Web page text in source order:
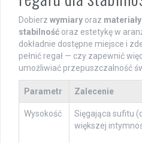
Dobierz wymiary oraz materiały
stabilność oraz estetykę w
dokładnie dostępne miejsce i
pełnić regał — czy zapewnić
umożliwiać przepuszczalność
Parametr Zalecenie
Wysokość
Sięgająca sufitu
większej